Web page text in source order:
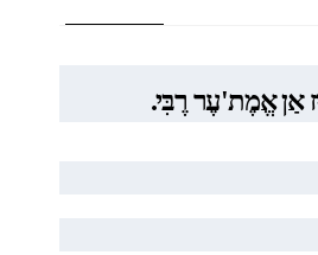
אַן אֱמֶת'עֶר רֶבִּי.